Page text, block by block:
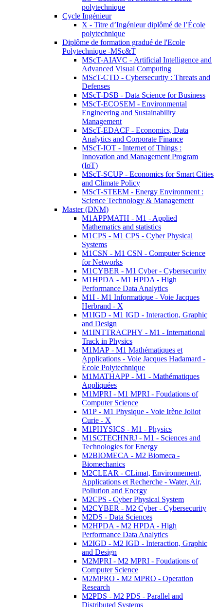
polytechnique
Cycle Ingénieur
X - Titre d’Ingénieur diplômé de l’École
polytechnique
Diplôme de formation gradué de l'Ecole
Polytechnique -MSc&T
MScT-AIAVC - Artificial Intelligence and
Advanced Visual Computing
MScT-CTD - Cybersecurity : Threats and
Defenses
MScT-DSB - Data Science for Business
MScT-ECOSEM - Environmental
Engineering and Sustainability
Management
MScT-EDACF - Economics, Data
Analytics and Corporate Finance
MScT-IOT - Internet of Things :
Innovation and Management Program
(IoT)
MScT-SCUP - Economics for Smart Cities
and Climate Policy
MScT-STEEM - Energy Environment :
Science Technology & Management
Master (DNM)
M1APPMATH - M1 - Applied
Mathematics and statistics
M1CPS - M1 CPS - Cyber Physical
Systems
M1CSN - M1 CSN - Computer Science
for Networks
M1CYBER - M1 Cyber - Cybersecurity
M1HPDA - M1 HPDA - High
Performance Data Analytics
M1I - M1 Informatique - Voie Jacques
Herbrand - X
M1IGD - M1 IGD - Interaction, Graphic
and Design
M1INTTRACPHY - M1 - International
Track in Physics
M1MAP - M1 Mathématiques et
Applications - Voie Jacques Hadamard -
École Polytechnique
M1MATHAPP - M1 - Mathématiques
Appliquées
M1MPRI - M1 MPRI - Foudations of
Computer Science
M1P - M1 Physique - Voie Irène Joliot
Curie - X
M1PHYSICS - M1 - Physics
M1SCTECHNRJ - M1 - Sciences and
Technologies for Energy
M2BIOMECA - M2 Biomeca -
Biomechanics
M2CLEAR - CLimat, Environnement,
Applications et Recherche - Water, Air,
Pollution and Energy
M2CPS - Cyber Physical System
M2CYBER - M2 Cyber - Cybersecurity
M2DS - Data Sciences
M2HPDA - M2 HPDA - High
Performance Data Analytics
M2IGD - M2 IGD - Interaction, Graphic
and Design
M2MPRI - M2 MPRI - Foudations of
Computer Science
M2MPRO - M2 MPRO - Operation
Research
M2PDS - M2 PDS - Parallel and
Distributed Systems